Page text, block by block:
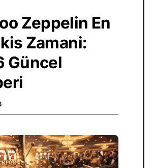
Zeppelin En
Zamani:
Güncel